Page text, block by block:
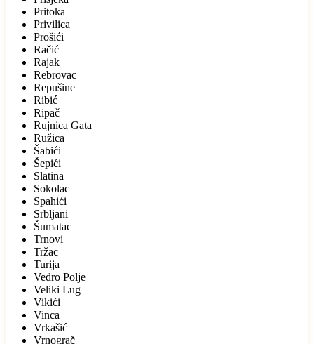
Pritoka
Privilica
Prošići
Račić
Rajak
Rebrovac
Repušine
Ribić
Ripač
Rujnica Gata
Ružica
Šabići
Šepići
Slatina
Sokolac
Spahići
Srbljani
Šumatac
Trnovi
Tržac
Turija
Vedro Polje
Veliki Lug
Vikići
Vinca
Vrkašić
Vrnograč